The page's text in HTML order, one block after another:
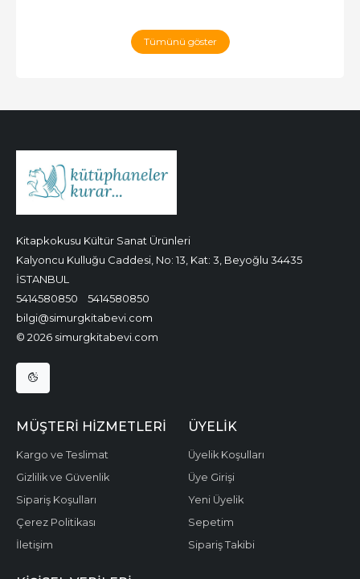
Tümünü göster
Kitapkokusu Kültür Sanat Ürünleri
Kalyoncu Kulluğu Caddesi, No: 13, Kat: 3, Beyoğlu 34435
İSTANBUL
5414580850
5414580850
bilgi@simurgkitabevi.com
© 2026 simurgkitabevi.com
MÜŞTERI HIZMETLERI
Kargo ve Teslimat
Gizlilik ve Güvenlik
Sipariş Koşulları
Çerez Politikası
İletişim
ÜYELIK
Üyelik Koşulları
Üye Girişi
Yeni Üyelik
Sepetim
Sipariş Takibi